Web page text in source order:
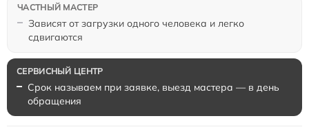
Зависят от загрузки одного человека и легко
сдвигаются
Срок называем при заявке, выезд мастера — в день
обращения